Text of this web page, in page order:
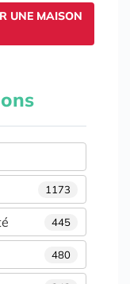
UNE MAISON
1173
445
480